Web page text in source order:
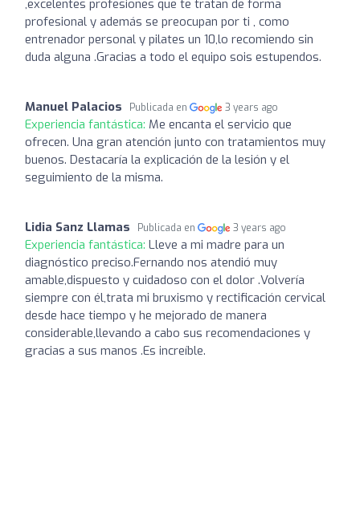
,excelentes profesiones que te tratan de forma
profesional y además se preocupan por ti , como
entrenador personal y pilates un 10,lo recomiendo sin
duda alguna .Gracias a todo el equipo sois estupendos.
Manuel Palacios Publicada en 3 years ago
Experiencia fantástica: Me encanta el servicio que
ofrecen. Una gran atención junto con tratamientos muy
buenos. Destacaría la explicación de la lesión y el
seguimiento de la misma.
Lidia Sanz Llamas Publicada en 3 years ago
Experiencia fantástica: Lleve a mi madre para un
diagnóstico preciso.Fernando nos atendió muy
amable,dispuesto y cuidadoso con el dolor .Volvería
siempre con él,trata mi bruxismo y rectificación cervical
desde hace tiempo y he mejorado de manera
considerable,llevando a cabo sus recomendaciones y
gracias a sus manos .Es increíble.